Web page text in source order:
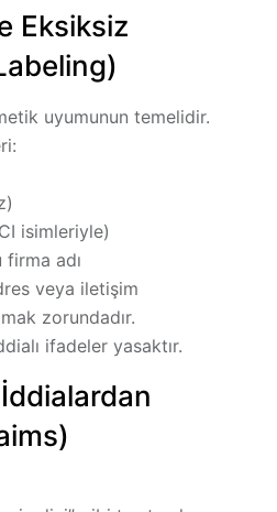
Eksiksiz
uyumunun temelidir.
isimleriyle)
adı
veya iletişim
zorundadır.
ifadeler yasaktır.
İddialardan